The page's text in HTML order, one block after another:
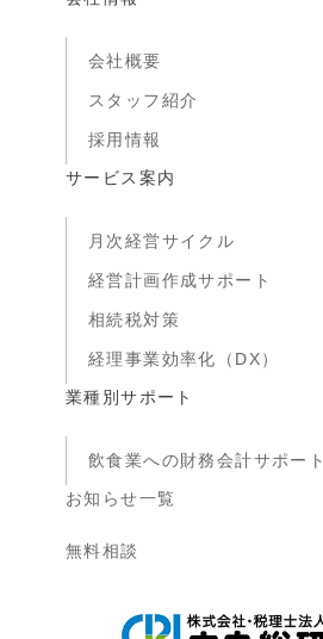
会社概要
スタッフ紹介
採用情報
サービス案内
月次経営サイクル
経営計画作成サポート
相続税対策
経理事業効率化（DX）
業種別サポート
飲食業への財務会計サポート
お知らせ一覧
無料相談